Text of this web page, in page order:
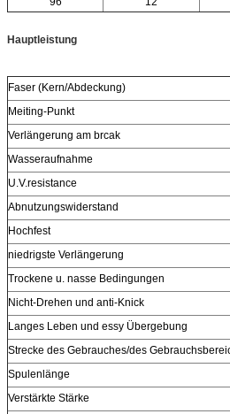
Hauptleistung
Faser (Kern/Abdeckung)
Meiting-Punkt
Verlängerung am brcak
Wasseraufnahme
U.V.resistance
Abnutzungswiderstand
Hochfest
niedrigste Verlängerung
Trockene u. nasse Bedingungen
Nicht-Drehen und anti-Knick
Langes Leben und essy Übergebung
Strecke des Gebrauches/des
Spulenlänge
Verstärkte Stärke